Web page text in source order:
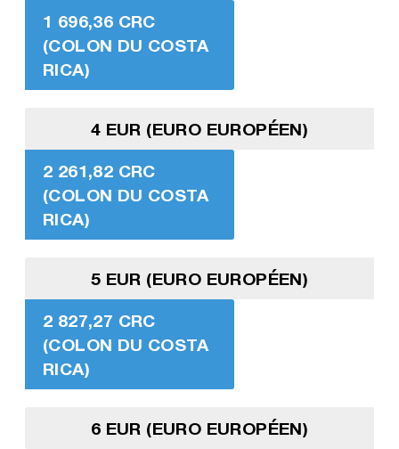
1 696,36 CRC
(COLON DU COSTA
RICA)
4 EUR (EURO EUROPÉEN)
2 261,82 CRC
(COLON DU COSTA
RICA)
5 EUR (EURO EUROPÉEN)
2 827,27 CRC
(COLON DU COSTA
RICA)
6 EUR (EURO EUROPÉEN)